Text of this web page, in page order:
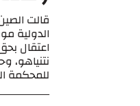
قالت
الدولية
اعتقال
نتنياهو،
للمحكمة